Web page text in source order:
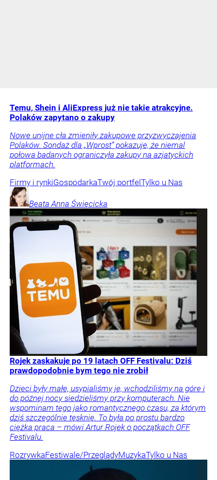
Temu, Shein i AliExpress już nie takie atrakcyjne.
Polaków zapytano o zakupy
Nowe unijne cła zmieniły zakupowe przyzwyczajenia
Polaków. Sondaż dla „Wprost” pokazuje, że niemal
połowa badanych ograniczyła zakupy na azjatyckich
platformach.
Firmy i rynkiGospodarkaTwój portfelTylko u Nas
Beata Anna Święcicka
Rojek zaskakuje po 19 latach OFF Festivalu: Dziś
prawdopodobnie bym tego nie zrobił
Dzieci były małe, usypialiśmy je, wchodziliśmy na górę i
do późnej nocy siedzieliśmy przy komputerach. Nie
wspominam tego jako romantycznego czasu, za którym
dziś szczególnie tęsknię. To była po prostu bardzo
ciężka praca – mówi Artur Rojek o początkach OFF
Festivalu.
RozrywkaFestiwale/PrzeglądyMuzykaTylko u Nas